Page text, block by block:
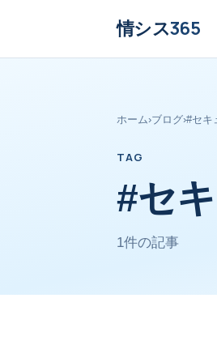
情シス365
ホーム›ブログ›#セキ
TAG
#セ
1件の記事